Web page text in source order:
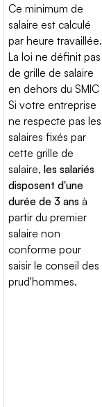
Ce minimum de
salaire est calculé
par heure travaillée.
La loi ne définit pas
de grille de salaire
en dehors du SMIC
Si votre entreprise
ne respecte pas les
salaires fixés par
cette grille de
salaire,les salariés
disposent d'une
durée de 3 ans à
partir du premier
salaire non
conforme pour
saisir le conseil des
prud'hommes.